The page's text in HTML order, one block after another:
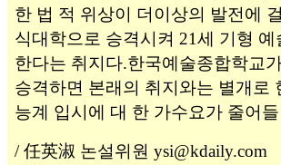
한 법 적 위상이 더이상의 발전에
식대학으로 승격시켜 21세 기형
한다는 취지다.한국예술종합학교
승격하면 본래의 취지와는 별개로
능계 입시에 대 한 가수요가 줄어
/ 任英淑 논설위원 ysi@kdaily.com